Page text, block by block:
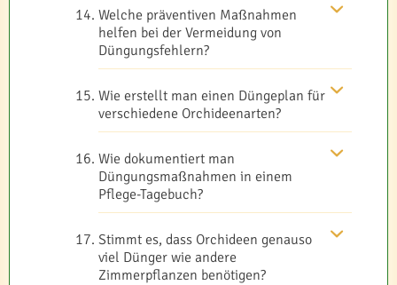
Welche präventiven Maßnahmen
helfen bei der Vermeidung von
Düngungsfehlern?
Wie erstellt man einen Düngeplan für
verschiedene Orchideenarten?
Wie dokumentiert man
Düngungsmaßnahmen in einem
Pflege-Tagebuch?
Stimmt es, dass Orchideen genauso
viel Dünger wie andere
Zimmerpflanzen benötigen?